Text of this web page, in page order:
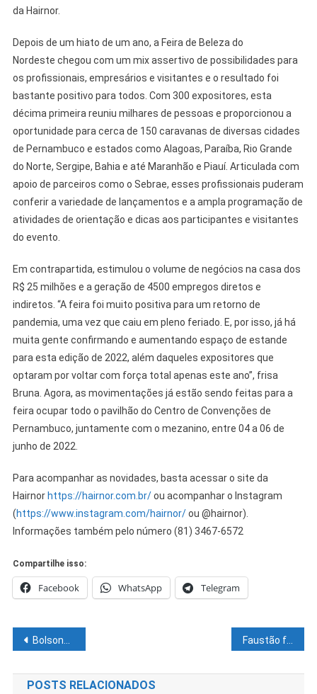
da Hairnor.
Depois de um hiato de um ano, a Feira de Beleza do
Nordeste chegou com um mix assertivo de possibilidades para
os profissionais, empresários e visitantes e o resultado foi
bastante positivo para todos. Com 300 expositores, esta
décima primeira reuniu milhares de pessoas e proporcionou a
oportunidade para cerca de 150 caravanas de diversas cidades
de Pernambuco e estados como Alagoas, Paraíba, Rio Grande
do Norte, Sergipe, Bahia e até Maranhão e Piauí. Articulada com
apoio de parceiros como o Sebrae, esses profissionais puderam
conferir a variedade de lançamentos e a ampla programação de
atividades de orientação e dicas aos participantes e visitantes
do evento.
Em contrapartida, estimulou o volume de negócios na casa dos
R$ 25 milhões e a geração de 4500 empregos diretos e
indiretos. “A feira foi muito positiva para um retorno de
pandemia, uma vez que caiu em pleno feriado. E, por isso, já há
muita gente confirmando e aumentando espaço de estande
para esta edição de 2022, além daqueles expositores que
optaram por voltar com força total apenas este ano”, frisa
Bruna. Agora, as movimentações já estão sendo feitas para a
feira ocupar todo o pavilhão do Centro de Convenções de
Pernambuco, juntamente com o mezanino, entre 04 a 06 de
junho de 2022.
Para acompanhar as novidades, basta acessar o site da
Hairnor https://hairnor.com.br/ou acompanhar o Instagram
(https://www.instagram.com/hairnor/ou @hairnor).
Informações também pelo número (81) 3467-6572
Compartilhe isso:
Facebook WhatsApp Telegram
Navegação
de
Bolsonaro edita decreto que permite ministros viajarem de classe executiva Faustão fala pela primeira vez sobre a saída conturbada da Globo
POSTS RELACIONADOS